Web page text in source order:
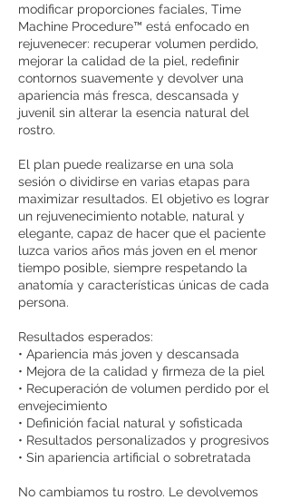
modificar proporciones faciales, Time
Machine Procedure™ está enfocado en
rejuvenecer: recuperar volumen perdido,
mejorar la calidad de la piel, redefinir
contornos suavemente y devolver una
apariencia más fresca, descansada y
juvenil sin alterar la esencia natural del
rostro.
El plan puede realizarse en una sola
sesión o dividirse en varias etapas para
maximizar resultados. El objetivo es lograr
un rejuvenecimiento notable, natural y
elegante, capaz de hacer que el paciente
luzca varios años más joven en el menor
tiempo posible, siempre respetando la
anatomía y características únicas de cada
persona.
Resultados esperados:
• Apariencia más joven y descansada
• Mejora de la calidad y firmeza de la piel
• Recuperación de volumen perdido por el
envejecimiento
• Definición facial natural y sofisticada
• Resultados personalizados y progresivos
• Sin apariencia artificial o sobretratada
No cambiamos tu rostro. Le devolvemos